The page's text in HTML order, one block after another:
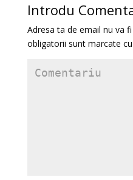
Introdu
Adresa ta de email nu va
obligatorii sunt marcate cu